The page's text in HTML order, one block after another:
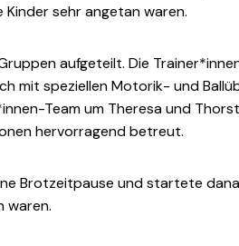
sehr angetan waren.
aufgeteilt. Die
mit speziellen Motorik- und
Team um Theresa und
hervorragend betreut.
Brotzeitpause und startete
waren.